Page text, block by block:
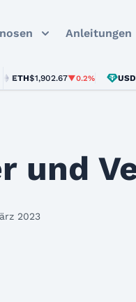
Anleitungen
$1,902.67▼0.2% USDT
und
2023